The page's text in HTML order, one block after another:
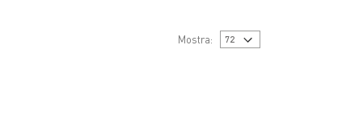
Mostra: